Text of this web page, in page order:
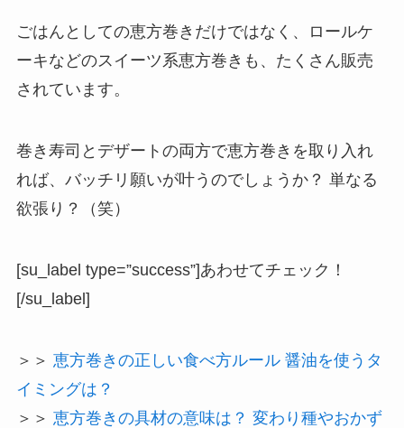
ごはんとしての恵方巻きだけではなく、ロールケ
ーキなどのスイーツ系恵方巻きも、たくさん販売
されています。
巻き寿司とデザートの両方で恵方巻きを取り入れ
れば、バッチリ願いが叶うのでしょうか？ 単なる
欲張り？（笑）
[su_label type=”success”]あわせてチェック！
[/su_label]
＞＞ 恵方巻きの正しい食べ方ルール 醤油を使うタ
イミングは？
＞＞ 恵方巻きの具材の意味は？ 変わり種やおかず